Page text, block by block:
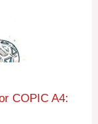
COPIC A4: